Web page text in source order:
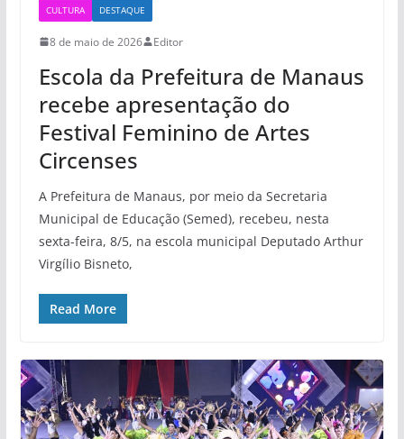
CULTURA DESTAQUE
8 de maio de 2026 Editor
Escola da Prefeitura de Manaus
recebe apresentação do
Festival Feminino de Artes
Circenses
A Prefeitura de Manaus, por meio da Secretaria
Municipal de Educação (Semed), recebeu, nesta
sexta-feira, 8/5, na escola municipal Deputado Arthur
Virgílio Bisneto,
Read More